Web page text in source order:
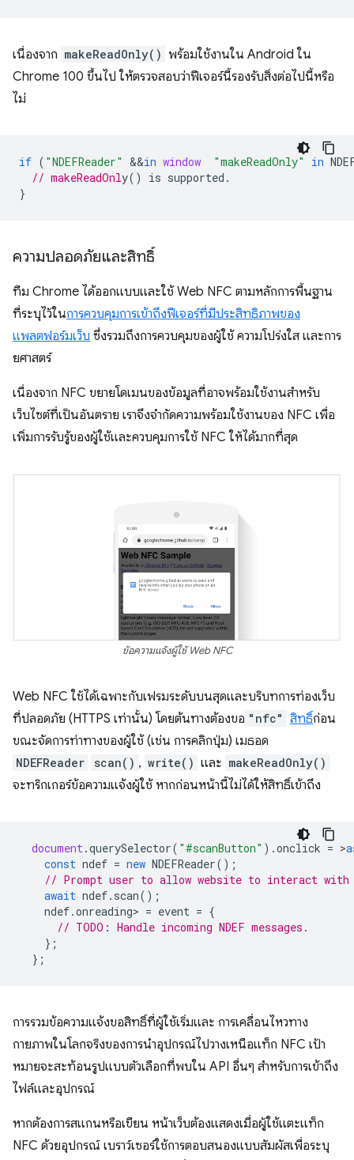
เนื่องจาก makeReadOnly() พร้อมใช้งานใน Android ใน
Chrome 100 ขึ้นไป ให้ตรวจสอบว่าฟีเจอร์นี้รองรับสิ่งต่อไปนี้หรือ
ไม่
if ( "NDEFReader" &&in window "makeReadOnly" in
// makeReadOnl
}
ความปลอดภัยและสิทธิ์
ทีม Chrome ได้ออกแบบและใช้ Web NFC ตามหลักการพื้นฐาน
ที่ระบุไว้ในการควบคุมการเข้าถึงฟีเจอร์ที่มีประสิทธิภาพของ
แพลตฟอร์มเว็บ ซึ่งรวมถึงการควบคุมของผู้ใช้ ความโปร่งใส และการ
ยศาสตร์
เนื่องจาก NFC ขยายโดเมนของข้อมูลที่อาจพร้อมใช้งานสำหรับ
เว็บไซต์ที่เป็นอันตราย เราจึงจำกัดความพร้อมใช้งานของ NFC เพื่อ
เพิ่มการรับรู้ของผู้ใช้และควบคุมการใช้ NFC ให้ได้มากที่สุด
ข้อความแจ้งผู้ใช้ Web NFC
Web NFC ใช้ได้เฉพาะกับเฟรมระดับบนสุดและบริบทการท่องเว็บ
ที่ปลอดภัย (HTTPS เท่านั้น) โดยต้นทางต้องขอ "nfc" สิทธิ์ก่อน
ขณะจัดการท่าทางของผู้ใช้ (เช่น การคลิกปุ่ม) เมธอด
NDEFReader scan() , write() และ makeReadOnly()
จะทริกเกอร์ข้อความแจ้งผู้ใช้ หากก่อนหน้านี้ไม่ได้ให้สิทธิ์เข้าถึง
document.querySelector( "#scanButton" ).onclick = >
const ndef = new NDEFReader();
// Prompt user to allow website to interact with
await ndef. scan();
ndef.onreading> = event = {
// TODO: Handle incoming NDEF messages.
};
};
การรวมข้อความแจ้งขอสิทธิ์ที่ผู้ใช้เริ่มและ การเคลื่อนไหวทาง
กายภาพในโลกจริงของการนำอุปกรณ์ไปวางเหนือแท็ก NFC เป้า
หมายจะสะท้อนรูปแบบตัวเลือกที่พบใน API อื่นๆ สำหรับการเข้าถึง
ไฟล์และอุปกรณ์
หากต้องการสแกนหรือเขียน หน้าเว็บต้องแสดงเมื่อผู้ใช้แตะแท็ก
NFC ด้วยอุปกรณ์ เบราว์เซอร์ใช้การตอบสนองแบบสัมผัสเพื่อระบุ